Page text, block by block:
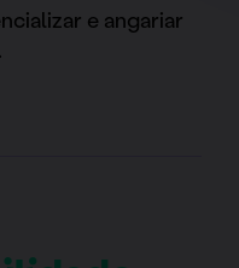
e angariar